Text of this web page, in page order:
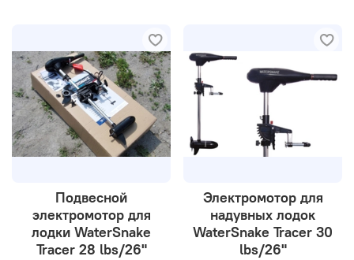
Подвесной
электромотор для
лодки WaterSnake
Tracer 28 lbs/26"
Электромотор для
надувных лодок
WaterSnake Tracer 30
lbs/26"